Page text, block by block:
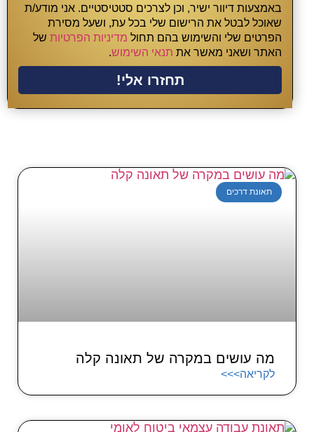
באמצעות דיוור ישיר, וכן לצרכים סטטיסטיים. אני מודע/ת
שאוכל לבטל את הרישום שלי בכל עת, ושעל מסירת
הפרטים שלי והשימוש בהם תחול מדיניות הפרטיות של
האתר ושאני מאשר את תנאי השימוש.
תחזרו אלי!
תאונת דרכים
מה עושים במקרה של תאונה קלה
לקריאה>>>